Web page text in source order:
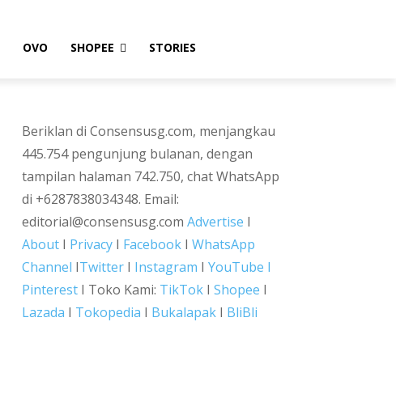
OVO SHOPEE STORIES
Beriklan di Consensusg.com, menjangkau
445.754 pengunjung bulanan, dengan
tampilan halaman 742.750, chat WhatsApp
di +6287838034348. Email:
editorial@consensusg.com Advertise I
About I Privacy I Facebook I WhatsApp
Channel ITwitter I Instagram I YouTube I
Pinterest I Toko Kami: TikTok I Shopee I
Lazada I Tokopedia I Bukalapak I BliBli